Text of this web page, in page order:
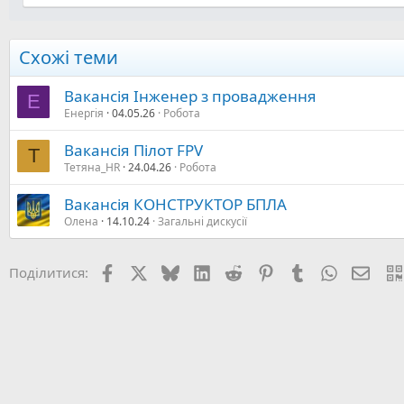
Схожі теми
Е Вакансія Інженер з провадження
Енергія 04.05.26 Робота
Т Вакансія Пілот FPV
Тетяна_HR 24.04.26 Робота
Вакансія КОНСТРУКТОР БПЛА
Олена 14.10.24 Загальні дискусії
Поділитися: FacebookX (Twitter)
BlueskyLinkedIn
Reddit PinterestTumblr WhatsApp
E-mail